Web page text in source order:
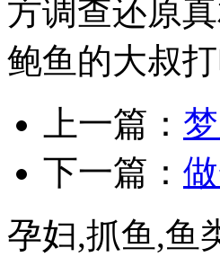
方调查还原
鲍鱼的大叔
上一篇：
下一篇：
孕妇,抓鱼,鱼